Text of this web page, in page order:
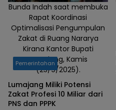
Bunda Indah saat membuka
Rapat Koordinasi
Optimalisasi Pengumpulan
Zakat di Ruang Nararya
Kirana Kantor Bupati
Lumajang, Kamis
(25/9/2025).
Pemerintahan
Lumajang Miliki Potensi
Zakat Profesi 10 Miliar dari
PNS dan PPPK